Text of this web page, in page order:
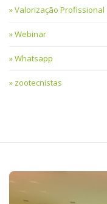
Valorização Profissional
Webinar
Whatsapp
zootecnistas